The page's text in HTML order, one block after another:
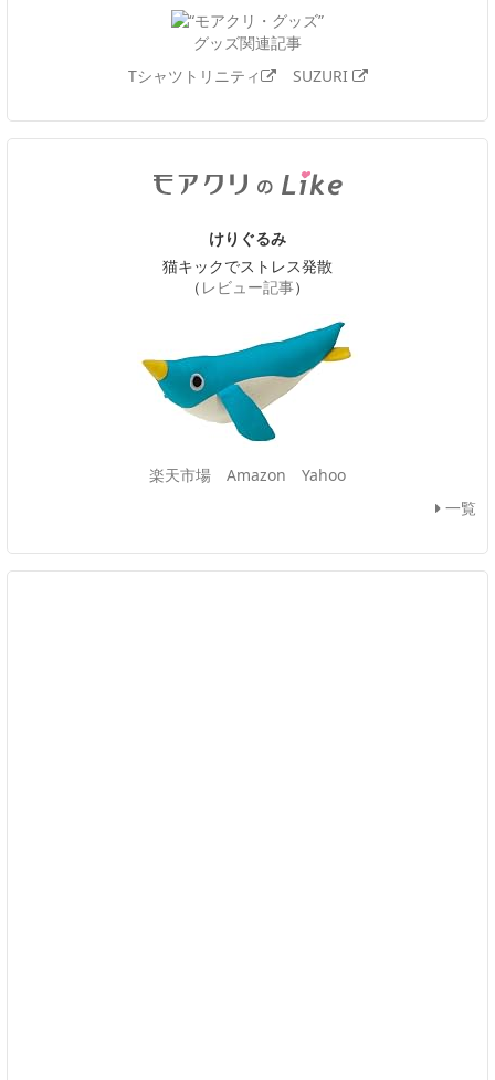
グッズ関連記事
Tシャツトリニティ
SUZURI
けりぐるみ
猫キックでストレス発散
（ レビュー記事）
楽天市場 Amazon
Yahoo
一覧